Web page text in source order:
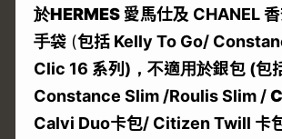
於HERMES 愛馬仕及 CHANEL
手袋 (包括 Kelly To Go/
Clic 16 系列) ，不適用於銀包 (包
Constance Slim/Roulis Slim /
Calvi Duo卡包/ Citizen Twill 卡